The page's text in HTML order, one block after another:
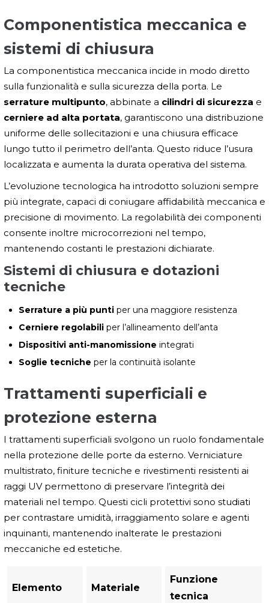
Componentistica meccanica e
sistemi di chiusura
La componentistica meccanica incide in modo diretto
sulla funzionalità e sulla sicurezza della porta. Le
serrature multipunto, abbinate a cilindri di sicurezza e
cerniere ad alta portata, garantiscono una distribuzione
uniforme delle sollecitazioni e una chiusura efficace
lungo tutto il perimetro dell’anta. Questo riduce l’usura
localizzata e aumenta la durata operativa del sistema.
L’evoluzione tecnologica ha introdotto soluzioni sempre
più integrate, capaci di coniugare affidabilità meccanica e
precisione di movimento. La regolabilità dei componenti
consente inoltre microcorrezioni nel tempo,
mantenendo costanti le prestazioni dichiarate.
Sistemi di chiusura e dotazioni
tecniche
Serrature a più punti per una maggiore resistenza
Cerniere regolabili per l’allineamento dell’anta
Dispositivi anti-manomissione integrati
Soglie tecniche per la continuità isolante
Trattamenti superficiali e
protezione esterna
I trattamenti superficiali svolgono un ruolo fondamentale
nella protezione delle porte da esterno. Verniciature
multistrato, finiture tecniche e rivestimenti resistenti ai
raggi UV permettono di preservare l’integrità dei
materiali nel tempo. Questi cicli protettivi sono studiati
per contrastare umidità, irraggiamento solare e agenti
inquinanti, mantenendo inalterate le prestazioni
meccaniche ed estetiche.
Elemento Materiale
Funzione
tecnica